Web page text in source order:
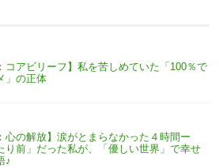
コアビリーフ】私を苦しめていた「100％で
」の正体
心の解放】涙がとまらなかった４時間ー
り前」だった私が、「優しい世界」で幸せ
♪